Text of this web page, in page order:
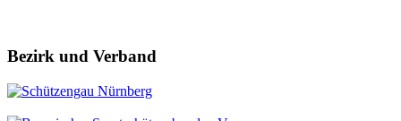
Bezirk und Verband